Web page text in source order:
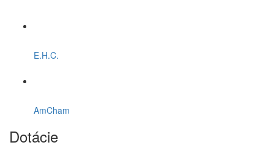
E.H.C.
AmCham
Dotácie